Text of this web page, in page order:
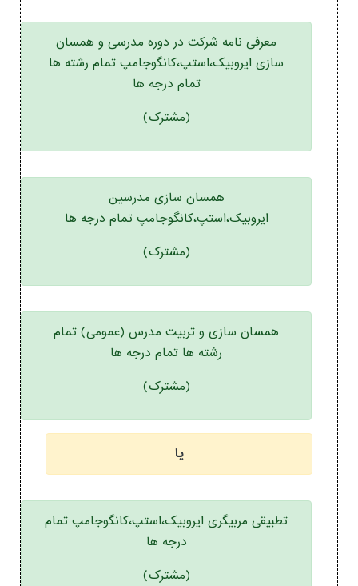
معرفی نامه شرکت در دوره مدرسی و همسان
سازی ایروبیک،استپ،کانگوجامپ تمام رشته ها
تمام درجه ها
(مشترک)
همسان سازی مدرسین
ایروبیک،استپ،کانگوجامپ تمام درجه ها
(مشترک)
همسان سازی و تربیت مدرس (عمومی) تمام
رشته ها تمام درجه ها
(مشترک)
یا
تطبیقی مربیگری ایروبیک،استپ،کانگوجامپ تمام
درجه ها
(مشترک)